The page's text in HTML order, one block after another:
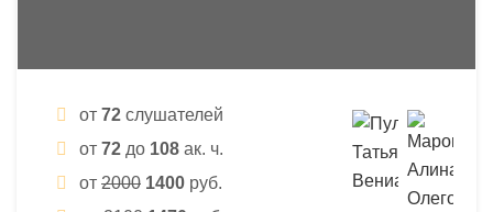
от 72 слушателей
от 72 до 108 ак. ч.
от 2000 1400 руб.